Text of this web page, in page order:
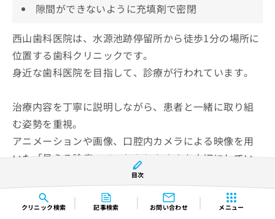
クリニック検索 記事検索 お問い合わせ メニュー
隙間ができないように充填剤で密閉
西山歯科医院は、水源池跡停留所から徒歩1分の場所に
位置する歯科クリニックです。
身近な歯科医院を目指して、診療が行われています。
治療内容を丁寧に説明しながら、患者と一緒に取り組
む姿勢を重視。
アニメーションや画像、口腔内カメラによる映像を用
いた「見える診療」で、わかりやすさを大切にしてい
ズキズキする歯の痛みや歯ぐきの腫れがある場合に
目次